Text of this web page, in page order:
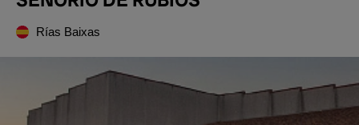
Rías Baixas